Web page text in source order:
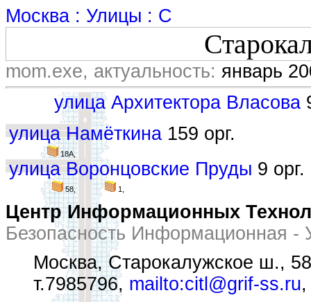
Москва : Улицы : С
mom.exe, актуальность: январь
улица Архитектора Власова
улица Намёткина 159 орг.
18А,
улица Воронцовские Пруды 9 орг.
58, 1,
Центр Информационных
Безопасность Информационная -
Москва, Старокалужское ш.,
т.7985796, mailto:citl@grif-ss.ru